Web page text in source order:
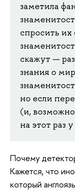
заметила
спросить их
скажут —
знания о
но если
(и,
на этот раз
Почему
Кажется, что
который